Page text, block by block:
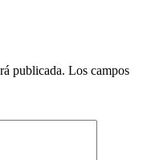
publicada. Los campos